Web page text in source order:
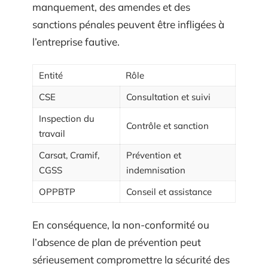
manquement, des amendes et des
sanctions pénales peuvent être infligées à
l’entreprise fautive.
Entité
Rôle
CSE
Consultation et suivi
Inspection du
travail
Contrôle et sanction
Carsat, Cramif,
CGSS
Prévention et
indemnisation
OPPBTP
Conseil et assistance
En conséquence, la non-conformité ou
l’absence de plan de prévention peut
sérieusement compromettre la sécurité des